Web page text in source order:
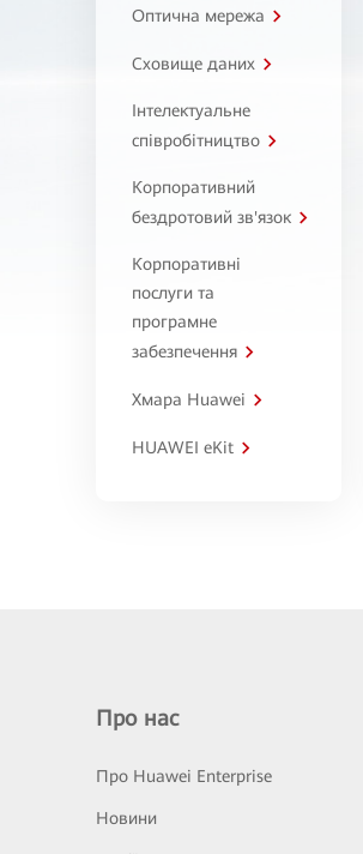
Оптична мережа
Сховище даних
Інтелектуальне
співробітництво
Корпоративний
бездротовий зв'язок
Корпоративні
послуги та
програмне
забезпечення
Хмара Huawei
HUAWEI eKit
Про нас
Про Huawei Enterprise
Новини